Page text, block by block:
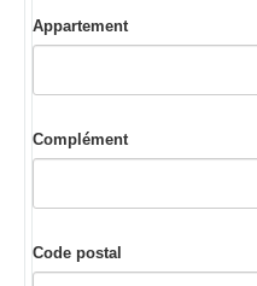
Appartement
Complément
Code postal